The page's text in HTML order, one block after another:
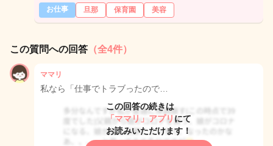
お仕事
旦那 保育園 美容
この質問への回答 （全4件）
ママリ
私なら「仕事でトラブったので…
この回答の続きは
「ママリ」アプリ にて
お読みいただけます！